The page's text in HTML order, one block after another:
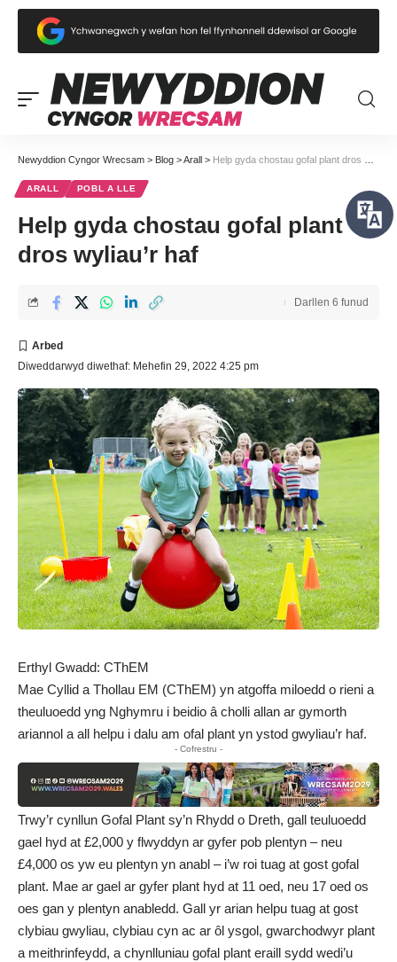
Newyddion Cyngor Wrecsam > Blog >Arall > Help gyda chostau gofal plant dros wyliau’r haf
ARALL POBL A LLE
Help gyda chostau gofal plant
dros wyliau’r haf
Diweddarwyd diwethaf: Mehefin 29, 2022 4:25 pm
Darllen 6 funud
Erthyl Gwadd: CThEM
Mae Cyllid a Thollau EM (CThEM) yn atgoffa miloedd o rieni a
theuluoedd yng Nghymru i beidio â cholli allan ar gymorth
ariannol a all helpu i dalu am ofal plant yn ystod gwyliau’r haf.
- Cofrestru -
Trwy’r cynllun Gofal Plant sy’n Rhydd o Dreth, gall teuluoedd
gael hyd at £2,000 y flwyddyn ar gyfer pob plentyn – neu
£4,000 os yw eu plentyn yn anabl – i’w roi tuag at gost gofal
plant. Mae ar gael ar gyfer plant hyd at 11 oed, neu 17 oed os
oes gan y plentyn anabledd. Gall yr arian helpu tuag at gost
clybiau gwyliau, clybiau cyn ac ar ôl ysgol, gwarchodwyr plant
a meithrinfeydd, a chynlluniau gofal plant eraill sydd wedi’u